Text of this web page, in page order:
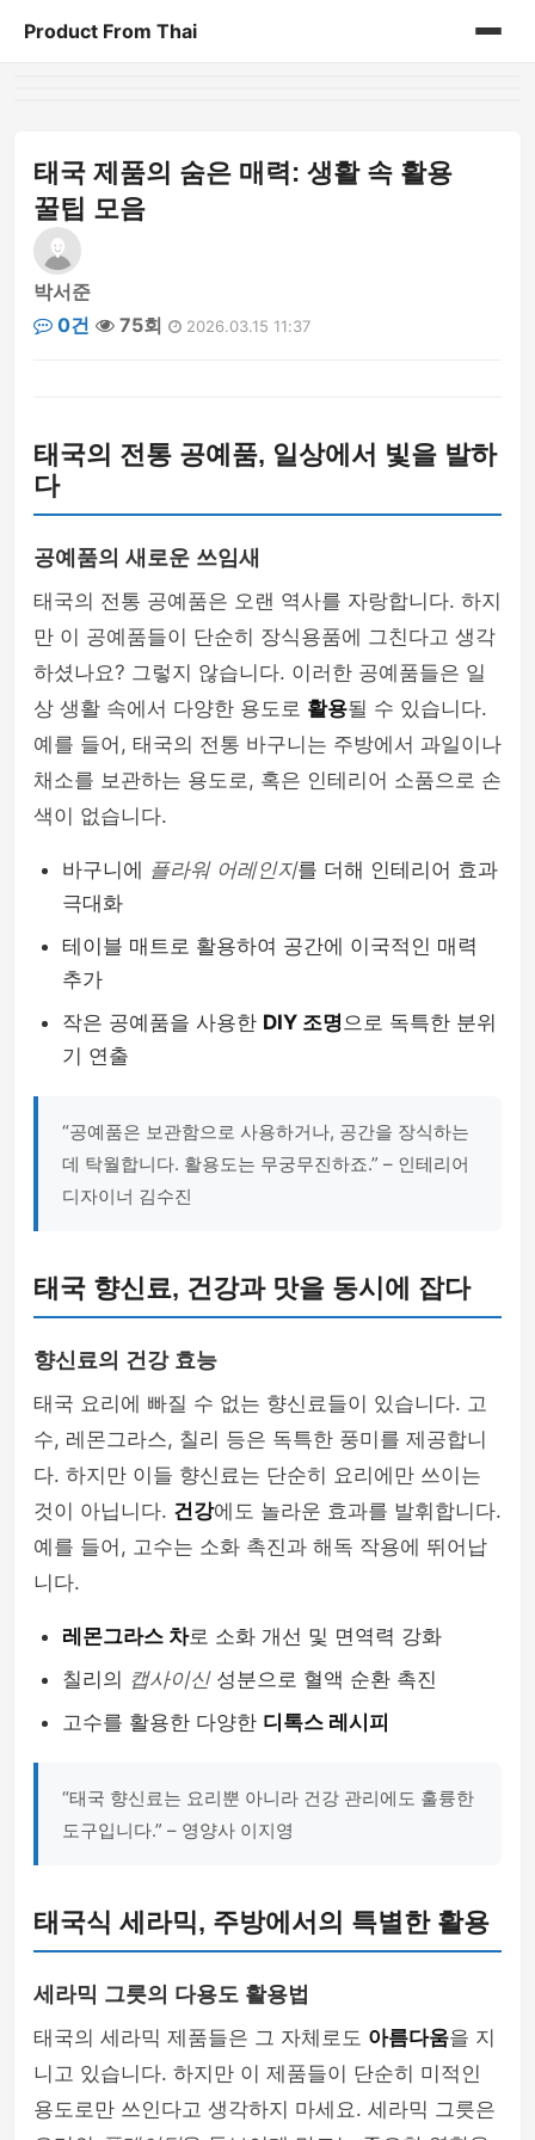
Product From Thai
태국 제품의 숨은 매력: 생활 속 활용
꿀팁 모음
박서준
0건
75회 2026.03.15 11:37
태국의 전통 공예품, 일상에서 빛을 발하
다
공예품의 새로운 쓰임새
태국의 전통 공예품은 오랜 역사를 자랑합니다. 하지
만 이 공예품들이 단순히 장식용품에 그친다고 생각
하셨나요? 그렇지 않습니다. 이러한 공예품들은 일
상 생활 속에서 다양한 용도로 활용될 수 있습니다.
예를 들어, 태국의 전통 바구니는 주방에서 과일이나
채소를 보관하는 용도로, 혹은 인테리어 소품으로 손
색이 없습니다.
바구니에 플라워 어레인지를 더해 인테리어 효과
극대화
테이블 매트로 활용하여 공간에 이국적인 매력
추가
작은 공예품을 사용한 DIY 조명으로 독특한 분위
기 연출
“공예품은 보관함으로 사용하거나, 공간을 장식하는
데 탁월합니다. 활용도는 무궁무진하죠.” – 인테리어
디자이너 김수진
태국 향신료, 건강과 맛을 동시에 잡다
향신료의 건강 효능
태국 요리에 빠질 수 없는 향신료들이 있습니다. 고
수, 레몬그라스, 칠리 등은 독특한 풍미를 제공합니
다. 하지만 이들 향신료는 단순히 요리에만 쓰이는
것이 아닙니다. 건강에도 놀라운 효과를 발휘합니다.
예를 들어, 고수는 소화 촉진과 해독 작용에 뛰어납
니다.
레몬그라스 차로 소화 개선 및 면역력 강화
칠리의 캡사이신성분으로 혈액 순환 촉진
고수를 활용한 다양한 디톡스 레시피
“태국 향신료는 요리뿐 아니라 건강 관리에도 훌륭한
도구입니다.” – 영양사 이지영
태국식 세라믹, 주방에서의 특별한 활용
세라믹 그릇의 다용도 활용법
태국의 세라믹 제품들은 그 자체로도 아름다움을 지
니고 있습니다. 하지만 이 제품들이 단순히 미적인
용도로만 쓰인다고 생각하지 마세요. 세라믹 그릇은